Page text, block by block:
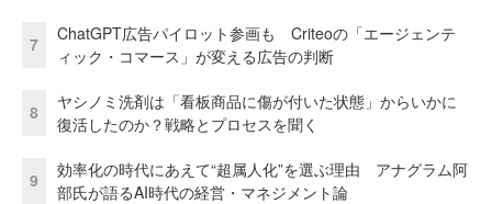
7
ChatGPT広告パイロット参画も Criteoの「エージェンテ
ィック・コマース」が変える広告の判断
8
ヤシノミ洗剤は「看板商品に傷が付いた状態」からいかに
復活したのか？戦略とプロセスを聞く
9
効率化の時代にあえて“超属人化”を選ぶ理由 アナグラム阿
部氏が語るAI時代の経営・マネジメント論